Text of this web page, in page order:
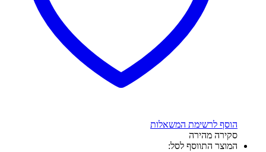
הוסף לרשימת המשאלות
סקירה מהירה
המוצר התווסף לסל: